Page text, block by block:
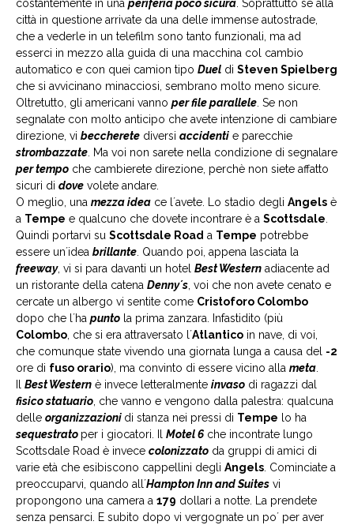
costantemente in una periferia poco sicura . Soprattutto se alla
città in questione arrivate da una delle immense autostrade,
che a vederle in un telefilm sono tanto funzionali, ma ad
esserci in mezzo alla guida di una macchina col cambio
automatico e con quei camion tipo Duel di Steven Spielberg
che si avvicinano minacciosi, sembrano molto meno sicure.
Oltretutto, gli americani vanno per file parallele . Se non
segnalate con molto anticipo che avete intenzione di cambiare
direzione, vi beccherete diversi accidenti e parecchie
strombazzate . Ma voi non sarete nella condizione di segnalare
per tempo che cambierete direzione, perchè non siete affatto
sicuri di dove volete andare.
O meglio, una mezza idea ce l´avete. Lo stadio degli Angels è
a Tempe e qualcuno che dovete incontrare è a Scottsdale
Quindi portarvi su Scottsdale Road a Tempe potrebbe
essere un´idea brillante . Quando poi, appena lasciata la
freeway, vi si para davanti un hotel Best Western adiacente ad
un ristorante della catena Denny´s , voi che non avete cenato e
cercate un albergo vi sentite come Cristoforo Colombo
dopo che l´ha punto la prima zanzara. Infastidito (più
Colombo , che si era attraversato l´Atlantico in nave, di voi,
che comunque state vivendo una giornata lunga a causa del -2
ore di fuso orario), ma convinto di essere vicino alla meta
Il Best Western è invece letteralmente invaso di ragazzi dal
fisico statuario , che vanno e vengono dalla palestra: qualcuna
delle organizzazioni di stanza nei pressi di Tempe lo ha
sequestrato per i giocatori. Il Motel 6 che incontrate lungo
Scottsdale Road è invece colonizzato da gruppi di amici di
varie età che esibiscono cappellini degli Angels . Cominciate a
preoccuparvi, quando all´Hampton Inn and Suites vi
propongono una camera a 179 dollari a notte. La prendete
senza pensarci. E subito dopo vi vergognate un po´ per aver